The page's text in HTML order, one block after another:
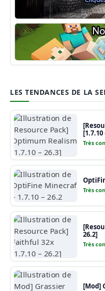
Shaders Minecraft
Guide Minecraft
LES TENDANCES DE LA
[1.7.10
Très
Très
26.2]
Très
[Mod]